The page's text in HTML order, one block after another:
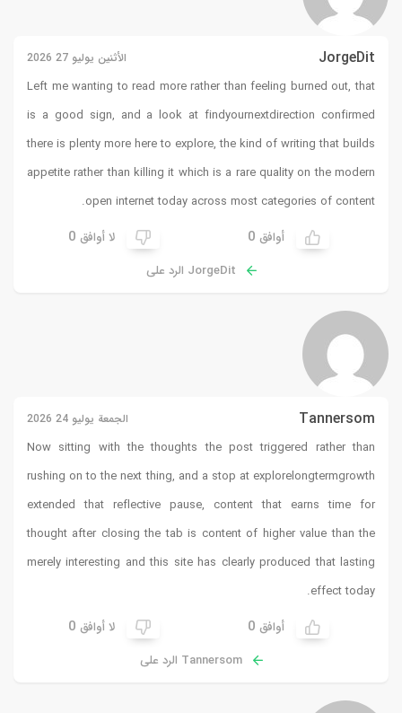
JorgeDit الأثنين يوليو 27 2026
Left me wanting to read more rather than feeling burned out, that
is a good sign, and a look atfindyournextdirection confirmed
there is plenty more here to explore, the kind of writing that builds
appetite rather than killing it which is a rare quality on the modern
open internet today across most categories of content.
أوافق 0 لا أوافق 0
JorgeDit الرد على
Tannersom الجمعة يوليو 24 2026
Now sitting with the thoughts the post triggered rather than
rushing on to the next thing, and a stop at explorelongtermgrowth
extended that reflective pause, content that earns time for
thought after closing the tab is content of higher value than the
merely interesting and this site has clearly produced that lasting
effect today.
أوافق 0 لا أوافق 0
Tannersom الرد على